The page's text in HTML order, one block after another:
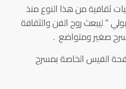
ثقافية من هذا النوع منذ
” ليبعث روح الفن والثقافة
صغير ومتواضع .
الفيس الخاصة بمسرح